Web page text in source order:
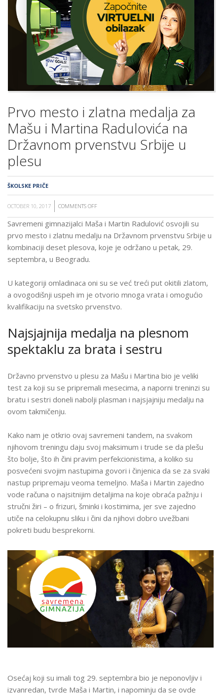
ŠKOLA
Prvo mesto i zlatna medalja za
Mašu i Martina Radulovića na
Državnom prvenstvu Srbije u
plesu
ŠKOLSKE PRIČE
OCTOBER 10, 2017 COMMENTS OFF
PRVO
ZLATNA
NA
DRŽAVNOM
SRBIJE
U
PLESU
Savremeni gimnazijalci Maša i Martin Radulović osvojili su
prvo mesto i zlatnu medalju na Državnom prvenstvu Srbije u
kombinaciji deset plesova, koje je održano u petak, 29.
septembra, u Beogradu.
U kategoriji omladinaca oni su se već treći put okitili zlatom,
a ovogodišnji uspeh im je otvorio mnoga vrata i omogućio
kvalifikaciju na svetsko prvenstvo.
Najsjajnija medalja na plesnom
spektaklu za brata i sestru
Državno prvenstvo u plesu za Mašu i Martina bio je veliki
test za koji su se pripremali mesecima, a naporni treninzi su
bratu i sestri doneli nabolji plasman i najsjajniju medalju na
ovom takmičenju.
Kako nam je otkrio ovaj savremeni tandem, na svakom
njihovom treningu daju svoj maksimum i trude se da plešu
što bolje, što ih čini pravim perfekcionistima, a koliko su
posvećeni svojim nastupima govori i činjenica da se za svaki
nastup pripremaju veoma temeljno. Maša i Martin zajedno
vode računa o najsitnijim detaljima na koje obraća pažnju i
stručni žiri – o frizuri, šminki i kostimima, jer sve zajedno
utiče na celokupnu sliku i čini da njihovi dobro uvežbani
pokreti budu besprekorni.
Osećaj koji su imali tog 29. septembra bio je neponovljiv i
izvanredan, tvrde Maša i Martin, i napominju da se ovde